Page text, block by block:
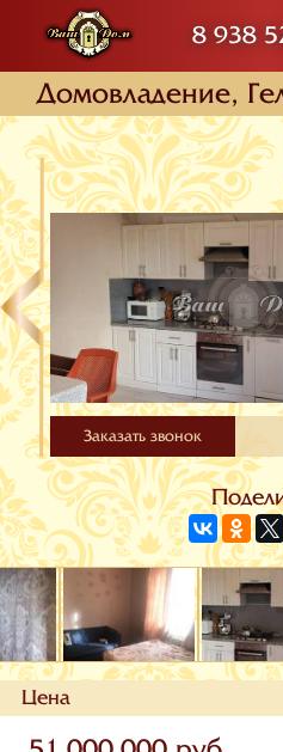
8 938
Домовладение,
Заказать звонок
Цена